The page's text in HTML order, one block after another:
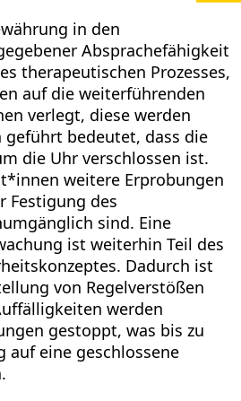
in den
Absprachefähigkeit
therapeutischen Prozesses,
auf die weiterführenden
verlegt, diese werden
bedeutet, dass die
die Uhr verschlossen ist.
weitere Erprobungen
Festigung des
sind. Eine
ist weiterhin Teil des
Dadurch ist
von Regelverstößen
werden
gestoppt, was bis zu
auf eine geschlossene